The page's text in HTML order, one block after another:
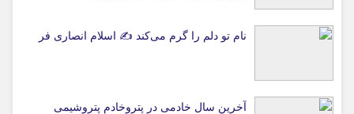
نام تو دلم را گرم می‌کند ✍️ اسلام انصاری فر
آخرین سال خادمی در پتروخادم پتروشیمی